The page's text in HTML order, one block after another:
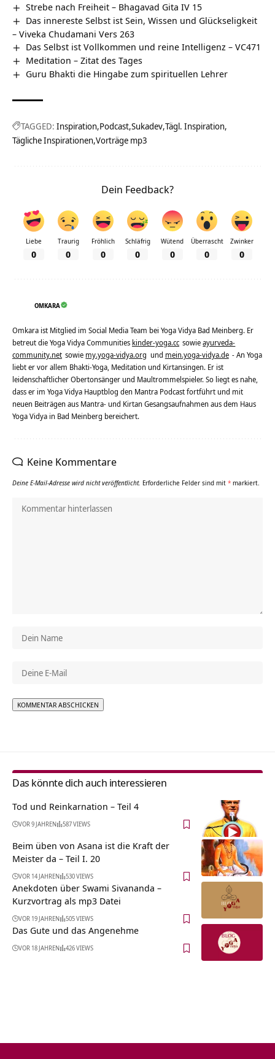
Strebe nach Freiheit – Bhagavad Gita IV 15
Das innereste Selbst ist Sein, Wissen und Glückseligkeit
– Viveka Chudamani Vers 263
Das Selbst ist Vollkommen und reine Intelligenz – VC471
Meditation – Zitat des Tages
Guru Bhakti die Hingabe zum spirituellen Lehrer
TAGGED: Inspiration Podcast Sukadev Tägl. Inspiration
Tägliche Inspirationen Vorträge mp3
Dein Feedback?
Liebe
0
Traurig
0
Fröhlich
0
Schläfrig
0
Wütend
0
Überrascht
0
Zwinker
0
OMKARA
Omkara ist Mitglied im Social Media Team bei Yoga Vidya Bad Meinberg. Er
betreut die Yoga Vidya Communities kinder-yoga.cc sowieayurveda-
community.net sowie my.yoga-vidya.org und mein.yoga-vidya.de - An Yoga
liebt er vor allem Bhakti-Yoga, Meditation und Kirtansingen. Er ist
leidenschaftlicher Obertonsänger und Maultrommelspieler. So liegt es nahe,
dass er im Yoga Vidya Hauptblog den Mantra Podcast fortführt und mit
neuen Beiträgen aus Mantra- und Kirtan Gesangsaufnahmen aus dem Haus
Yoga Vidya in Bad Meinberg bereichert.
Keine Kommentare
Deine E-Mail-Adresse wird nicht veröffentlicht. Erforderliche Felder sind mit * markiert.
Das könnte dich auch interessieren
Tod und Reinkarnation – Teil 4
VOR 9 JAHREN 587 VIEWS
Beim üben von Asana ist die Kraft der
Meister da – Teil I. 20
VOR 14 JAHREN 530 VIEWS
Anekdoten über Swami Sivananda –
Kurzvortrag als mp3 Datei
VOR 19 JAHREN 505 VIEWS
Das Gute und das Angenehme
VOR 18 JAHREN 426 VIEWS